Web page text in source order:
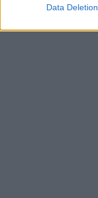
Data Deletion